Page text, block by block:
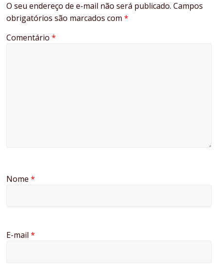
O seu endereço de e-mail não será publicado. Campos
obrigatórios são marcados com*
Comentário*
Nome*
E-mail*